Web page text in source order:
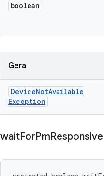
boolean
Gera
DeviceNotAvailable
Exception
waitForPmResponsive